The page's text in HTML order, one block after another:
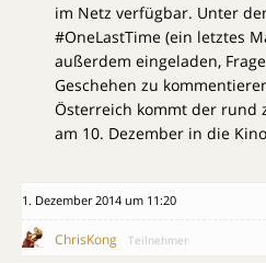
im Netz verfügbar. Unter
#OneLastTime (ein letztes
außerdem eingeladen,
Geschehen zu
Österreich kommt der rund
am 10. Dezember in die
1. Dezember 2014 um 11:20
ChrisKong Teilnehmer